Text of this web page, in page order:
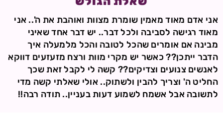
אני אדם מאוד מאמין שומרת מצוות ואוהבת את ה'.. אני
מאוד רגישה לסביבה ולכל דבר.. יש דבר אחד שאיני
מבינה אם אומרים שהכל לטובה והכל מלמעלה איך
הדבר ייתכן?? כאשר יש מקרי מוות ורצח מזעזעים דווקא
לאנשים צנועים וצדיקים?? קשה לי לקבל זאת שכך
החליט ה' וצריך להבין ולשתוק.. אולי שאלתי קשה מדי
לתשובה אבל אשמח לשמוע דעות בעניין.. תודה רבה!!